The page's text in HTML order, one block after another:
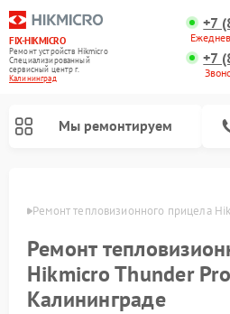
FIX-HIKMICRO
Ремонт устройств Hikmicro
Специализированный
cервисный центр г.
Калининград
+7
+7
Мы ремонтируем
Ремонт тепловизионного прицела
Ремонт
Hikmicro Thunder
Калининграде